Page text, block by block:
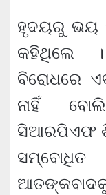
ହୃଦୟରୁ ଭୟ
କହିଥିଲେ ।
ବିରୋଧରେ
ନାହିଁ
ସିଆରପିଏଫ